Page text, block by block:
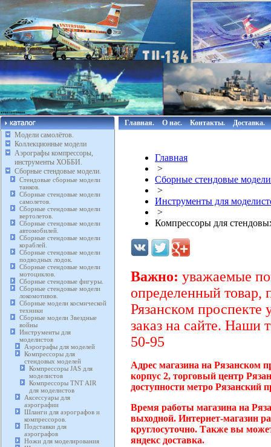
Модели самолётов.
Коллекционные модели
Аэрографы компрессоры,
инструменты ХОББИ.
Сборные стендовые модели.
Стендовые сборные модели
танков.
Сборные стендовые модели
самолетов.
Сборные стендовые модели
вертолетов.
Сборные стендовые модели
автомобилей.
Сборные стендовые модели
кораблей.
Сборные стендовые модели
подводных лодок.
Сборные стендовые модели
мотоциклов.
Сборные стендовые фигуры.
Сборные стендовые модели
локомотивов.
Сборные модели космической
техники
Сборные модели Звездные
войны
Инструменты для
моделистов
Аэрографы для моделей
Компрессоры для
стендовых моделей
Компрессоры JAS для
моделистов
Компрессоры TNT AIR
для моделистов
Аксессуары для
аэрографии
Шланги для аэрографов и
компрессоров.
Подставки для
аэрографов
Ножи для моделирования
Главная. О нас. Контакты. Доставка.
Главная
>
Сборные стендовые
>
Инструменты для
>
Компрессоры для
Важно: уважаемые
определенный товар,
Рязанском проспекте
заказ на сайте. Наши
50-95
Адрес магазина на Рязанском
корпус 2, торговый центр
доступности метро Рязанский
Время работы магазина на
выходной. Интернет-магазин
круглосуточно. Также вы
яндекс доставка.